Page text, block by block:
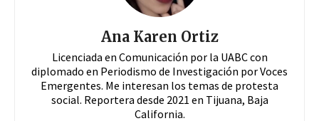
Ana Karen Ortiz
Licenciada en Comunicación por la UABC con
diplomado en Periodismo de Investigación por Voces
Emergentes. Me interesan los temas de protesta
social. Reportera desde 2021 en Tijuana, Baja
California.